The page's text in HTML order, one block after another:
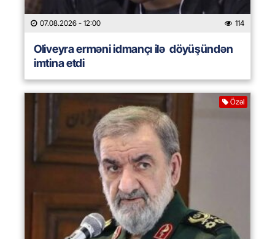
07.08.2026 - 12:00 114
Oliveyra erməni idmançı ilə döyüşündən
imtina etdi
Özəl